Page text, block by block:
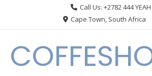
Call Us: +2782 444 YEAH
Cape Town, South Africa